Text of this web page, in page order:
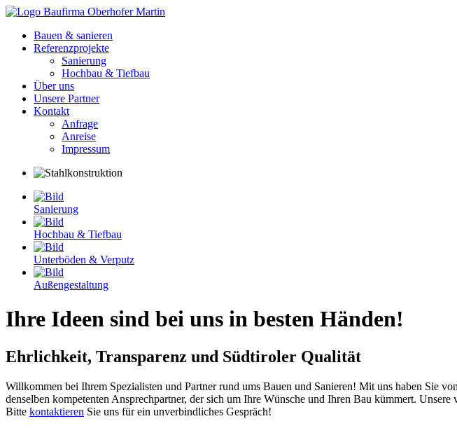
Bauen & sanieren
Referenzprojekte
Sanierung
Hochbau & Tiefbau
Über uns
Unsere Partner
Kontakt
Anfrage
Anreise
Impressum
Sanierung
Hochbau & Tiefbau
Unterböden & Verputz
Außengestaltung
Ihre Ideen sind bei uns in besten Händen!
Ehrlichkeit, Transparenz und Südtiroler Qualität
Willkommen bei Ihrem Spezialisten und Partner rund ums Bauen und Sanieren! Mit uns haben Sie
denselben kompetenten Ansprechpartner, der sich um Ihre Wünsche und Ihren Bau kümmert.
Bitte kontaktieren Sie uns für ein unverbindliches Gespräch!